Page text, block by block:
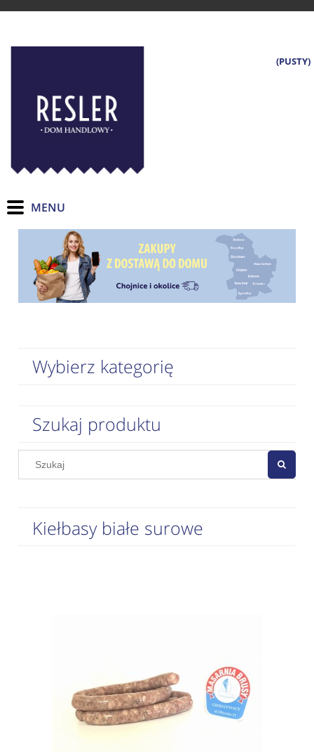
(PUSTY)
Wybierz kategorię
Szukaj produktu
Kiełbasy białe surowe